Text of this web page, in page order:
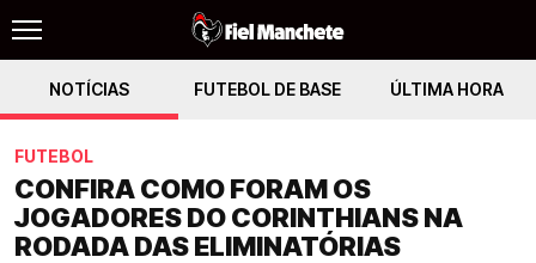
NOTÍCIAS FUTEBOL DE BASE ÚLTIMA HORA
FUTEBOL
CONFIRA COMO FORAM OS
JOGADORES DO CORINTHIANS NA
RODADA DAS ELIMINATÓRIAS